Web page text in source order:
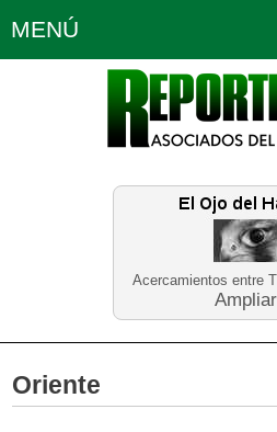
Acercamientos entre
Ampliar
MENÚ
Política Opinión
Planeta Tierra
Educación
Oriente